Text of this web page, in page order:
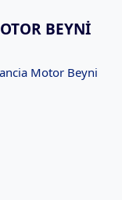
BEYNI
Motor Beyni